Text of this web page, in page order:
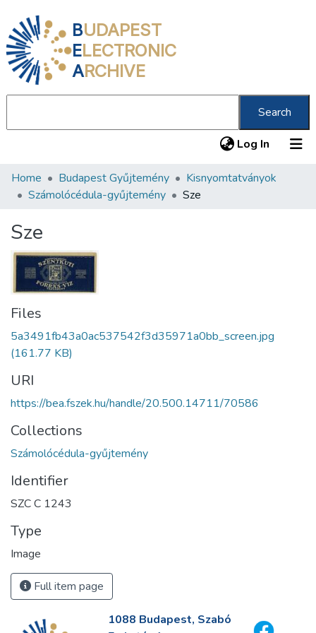
BUDAPEST
ELECTRONIC
ARCHIVE
Search
Log In (current)
Communities & Collections
Statistics
About us
Home Budapest Gyűjtemény
Kisnyomtatványok
Számolócédula-gyűjtemény
Sze
Sze
Files
5a3491fb43a0ac537542f3d35971a0bb_screen.jpg
(161.77 KB)
URI
https://bea.fszek.hu/handle/20.500.14711/70586
Collections
Számolócédula-gyűjtemény
Identifier
SZC C 1243
Type
Image
Full item page
1088 Budapest, Szabó